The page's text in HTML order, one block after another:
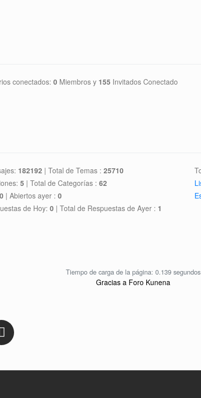
conectados: 0 Miembros y 155 Invitados Conectado
182192 | Total de Temas : 25710
5 | Total de Categorías : 62
0 | Abiertos ayer : 0
de Hoy: 0 | Total de Respuestas de Ayer : 1
Tiempo de carga de la página: 0.139 segundos
Gracias a Foro Kunena